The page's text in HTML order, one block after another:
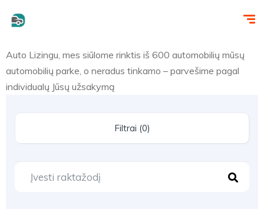
Auto Lizingu, mes siūlome rinktis iš 600 automobilių mūsų
automobilių parke, o neradus tinkamo – parvešime pagal
individualų Jūsų užsakymą
Filtrai (0)